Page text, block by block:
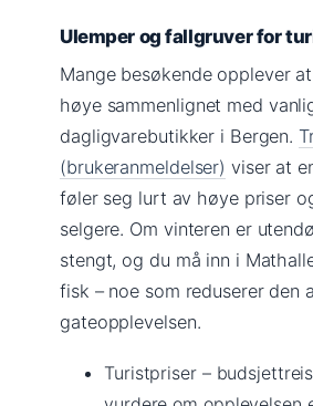
Ulemper og fallgruver for
Mange besøkende opplever
høye sammenlignet med
dagligvarebutikker i Bergen.
(brukeranmeldelser) viser at
føler seg lurt av høye priser
selgere. Om vinteren er
stengt, og du må inn i
fisk – noe som reduserer den
gateopplevelsen.
Turistpriser –